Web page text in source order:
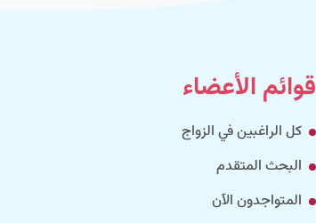
قوائم الأعضاء
كل الراغبين في الزواج
البحث المتقدم
المتواجدون الآن